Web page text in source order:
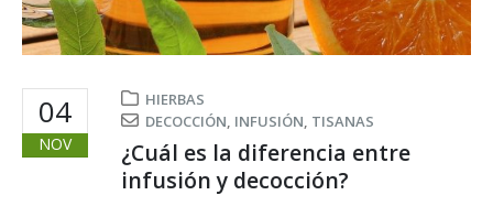
04
NOV
HIERBAS
DECOCCIÓN, INFUSIÓN, TISANAS
¿Cuál es la diferencia entre
infusión y decocción?